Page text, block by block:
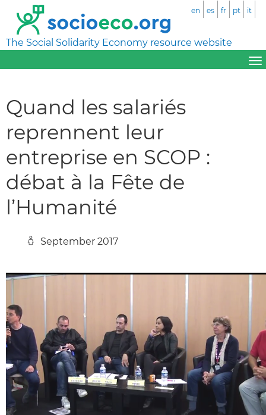
The Social Solidarity Economy resource website
en es fr pt it
Quand les salariés
reprennent leur
entreprise en SCOP :
débat à la Fête de
l’Humanité
September 2017